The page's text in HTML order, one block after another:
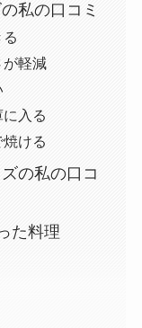
私の口コミ
が軽減
入る
ける
の私の口コ
た料理